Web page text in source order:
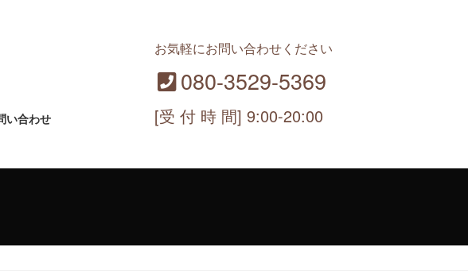
お気軽にお問い合わせください
080-3529-5369
[受 付 時 間] 9:00-20:00
い合わせ